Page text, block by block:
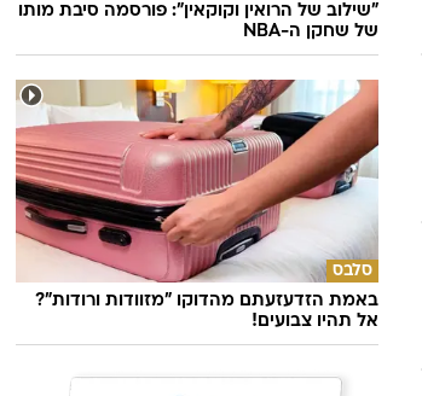
"שילוב של הרואין וקוקאין": פורסמה סיבת מותו
של שחקן ה-NBA
סלבס
באמת הזדעזעתם מהדוקו "מזוודות ורודות"?
אל תהיו צבועים!